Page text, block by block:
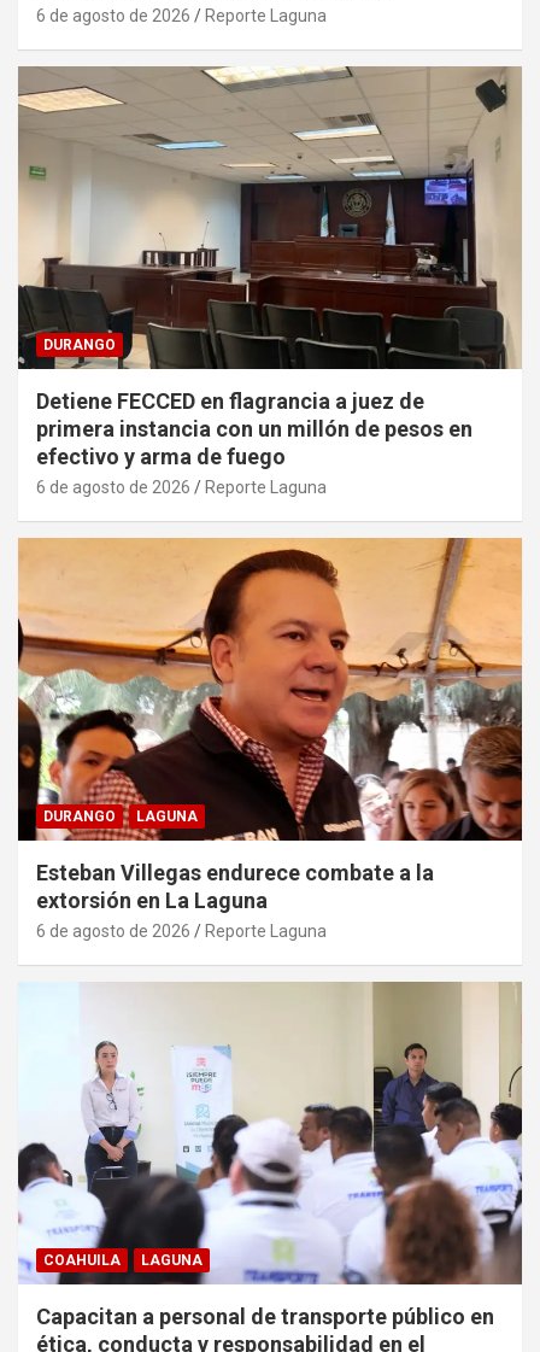
6 de agosto de 2026 Reporte Laguna
DURANGO
Detiene FECCED en flagrancia a juez de
primera instancia con un millón de pesos en
efectivo y arma de fuego
6 de agosto de 2026 Reporte Laguna
DURANGO LAGUNA
Esteban Villegas endurece combate a la
extorsión en La Laguna
6 de agosto de 2026 Reporte Laguna
COAHUILA LAGUNA
Capacitan a personal de transporte público en
ética, conducta y responsabilidad en el